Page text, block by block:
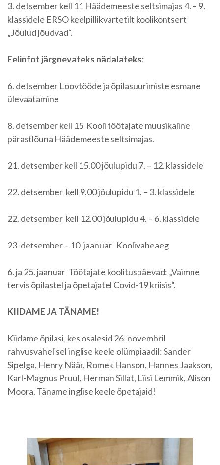
3. detsember kell 11 Häädemeeste seltsimajas 4. – 9.
klassidele ERSO keelpillikvartetilt koolikontsert
„Jõulud jõudvad“.
Eelinfot järgnevateks nädalateks:
6. detsember Loovtööde ja õpilasuurimiste esmane
ülevaatamine
8. detsember kell 15 Kooli töötajate muusikaline
pärastlõuna Häädemeeste seltsimajas.
21. detsember kell 15.00 jõulupidu 7. – 12. klassidele
22. detsember kell 9.00 jõulupidu 1. – 3. klassidele
22. detsember kell 12.00 jõulupidu 4. – 6. klassidele
23. detsember – 10. jaanuar Koolivaheaeg
6. ja 25. jaanuar Töötajate koolituspäevad: „Vaimne
tervis õpilastel ja õpetajatel Covid-19 kriisis“.
KIIDAME JA TÄNAME!
Kiidame õpilasi, kes osalesid 26. novembril
rahvusvahelisel inglise keele olümpiaadil: Sander
Sipelga, Henry Näär, Romek Hanson, Hannes Jaakson,
Karl-Magnus Pruul, Herman Sillat, Liisi Lemmik, Alison
Moora. Täname inglise keele õpetajaid!